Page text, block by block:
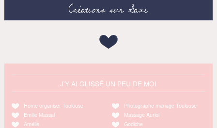
Créations sur Saxe
J'Y AI GLISSÉ UN PEU DE MOI
Home organiser Toulouse
Emilie Massal
Amélie
Photographe mariage Toulouse
Massage Auriol
Godiche